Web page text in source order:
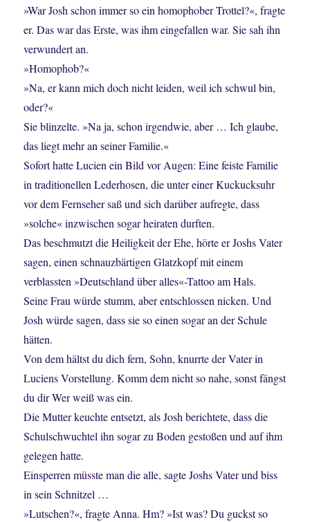
»War Josh schon immer so ein homophober Trottel?«, fragte
er. Das war das Erste, was ihm eingefallen war. Sie sah ihn
verwundert an.
»Homophob?«
»Na, er kann mich doch nicht leiden, weil ich schwul bin,
oder?«
Sie blinzelte. »Na ja, schon irgendwie, aber … Ich glaube,
das liegt mehr an seiner Familie.«
Sofort hatte Lucien ein Bild vor Augen: Eine feiste Familie
in traditionellen Lederhosen, die unter einer Kuckucksuhr
vor dem Fernseher saß und sich darüber aufregte, dass
»solche« inzwischen sogar heiraten durften.
Das beschmutzt die Heiligkeit der Ehe, hörte er Joshs Vater
sagen, einen schnauzbärtigen Glatzkopf mit einem
verblassten »Deutschland über alles«-Tattoo am Hals.
Seine Frau würde stumm, aber entschlossen nicken. Und
Josh würde sagen, dass sie so einen sogar an der Schule
hätten.
Von dem hältst du dich fern, Sohn, knurrte der Vater in
Luciens Vorstellung. Komm dem nicht so nahe, sonst fängst
du dir Wer weiß was ein.
Die Mutter keuchte entsetzt, als Josh berichtete, dass die
Schulschwuchtel ihn sogar zu Boden gestoßen und auf ihm
gelegen hatte.
Einsperren müsste man die alle, sagte Joshs Vater und biss
in sein Schnitzel …
»Lutschen?«, fragte Anna. Hm? »Ist was? Du guckst so